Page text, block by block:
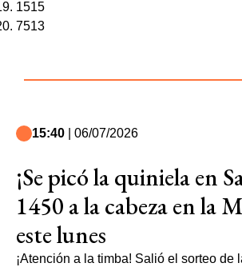
1515
7513
15:40 | 06/07/2026
¡Se picó la quiniela en
1450 a la cabeza en la
este lunes
¡Atención a la timba! Salió el sorteo de